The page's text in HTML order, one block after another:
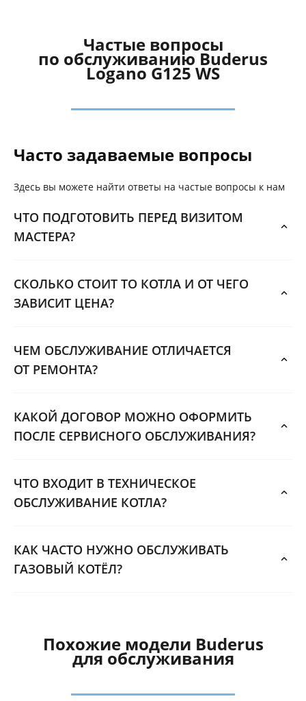
Частые вопросы
по обслуживанию Buderus
Logano G125 WS
Часто задаваемые вопросы
Здесь вы можете найти ответы на частые вопросы к нам
ЧТО ПОДГОТОВИТЬ ПЕРЕД ВИЗИТОМ
МАСТЕРА?
СКОЛЬКО СТОИТ ТО КОТЛА И ОТ ЧЕГО
ЗАВИСИТ ЦЕНА?
ЧЕМ ОБСЛУЖИВАНИЕ ОТЛИЧАЕТСЯ
ОТ РЕМОНТА?
КАКОЙ ДОГОВОР МОЖНО ОФОРМИТЬ
ПОСЛЕ СЕРВИСНОГО ОБСЛУЖИВАНИЯ?
ЧТО ВХОДИТ В ТЕХНИЧЕСКОЕ
ОБСЛУЖИВАНИЕ КОТЛА?
КАК ЧАСТО НУЖНО ОБСЛУЖИВАТЬ
ГАЗОВЫЙ КОТЁЛ?
Похожие модели Buderus
для обслуживания